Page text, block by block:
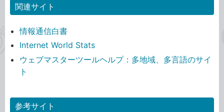
関連サイト
情報通信白書
Internet World Stats
ウェブマスターツールヘルプ：多地域、多言語のサイ
ト
参考サイト